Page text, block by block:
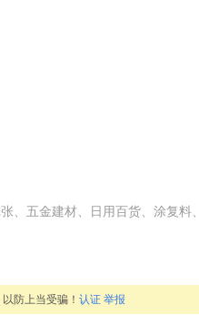
、五金建材、日用百货、涂复料、
防上当受骗！ 认证 举报